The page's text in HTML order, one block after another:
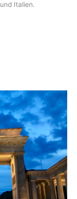
Italien.